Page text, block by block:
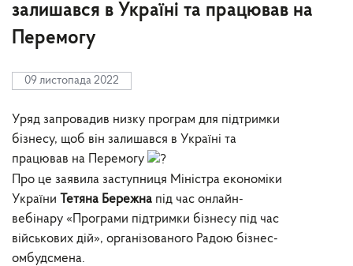
залишався в Україні та працював на
Перемогу
09 листопада 2022
Уряд запровадив низку програм для підтримки
бізнесу, щоб він залишався в Україні та
працював на Перемогу
Про це заявила заступниця Міністра економіки
України Тетяна Бережна під час онлайн-
вебінару «Програми підтримки бізнесу під час
військових дій», організованого Радою бізнес-
омбудсмена.